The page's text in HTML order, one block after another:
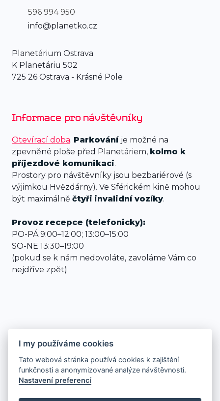
596 994 950
info@planetko.cz
Planetárium Ostrava
K Planetáriu 502
725 26 Ostrava - Krásné Pole
Informace pro návštěvníky
Otevírací doba. Parkování je možné na
zpevněné ploše před Planetáriem, kolmo k
příjezdové komunikaci.
Prostory pro návštěvníky jsou bezbariérové (s
výjimkou Hvězdárny). Ve Sférickém kině mohou
být maximálně čtyři invalidní vozíky.
Provoz recepce (telefonicky):
PO-PÁ 9:00–12:00; 13:00–15:00
SO-NE 13:30–19:00
(pokud se k nám nedovoláte, zavoláme Vám co
nejdříve zpět)
I my používáme cookies
Tato webová stránka používá cookies k zajištění
funkčnosti a anonymizované analýze návštěvnosti.
Nastavení preferencí